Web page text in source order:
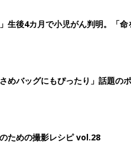
生後4カ月で小児がん判明。「
めバッグにもぴったり」話題の
ための撮影レシピ vol.28